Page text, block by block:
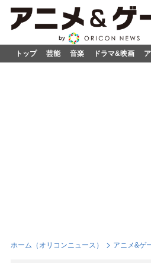
トップ 芸能 音楽 ドラマ&映画
ホーム（オリコンニュース） アニメ&ゲ